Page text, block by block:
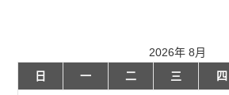
2026年 8月
日
一 二 三 四